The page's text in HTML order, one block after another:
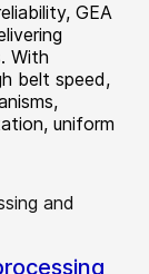
GEA
With
belt speed,
uniform